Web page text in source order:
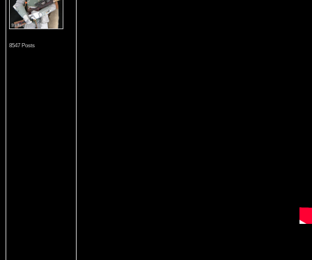
8547 Posts